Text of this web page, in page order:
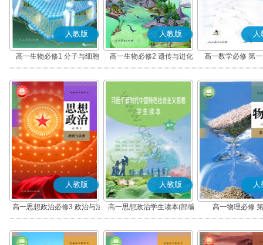
人教版
高一生物必修1 分子与细胞
人教版
高一生物必修2 遗传与进化
人
高一数学必修 第
人教版
高一思想政治必修3 政治与法
治(部编版)
人教版
高一思想政治学生读本(部编
版)
人
高一物理必修